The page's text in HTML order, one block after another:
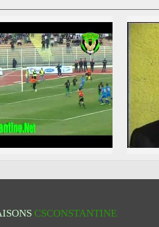
CSCONSTANTINE